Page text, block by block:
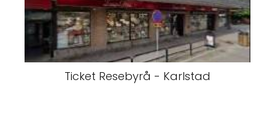
Ticket Resebyrå - Karlstad